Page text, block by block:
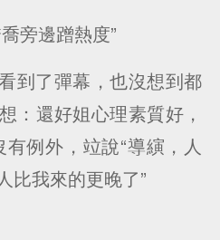
旁邊蹭熱度”
到了彈幕，也沒想到都
：還好姐心理素質好，
例外，竝說“導縯，人
比我來的更晚了”